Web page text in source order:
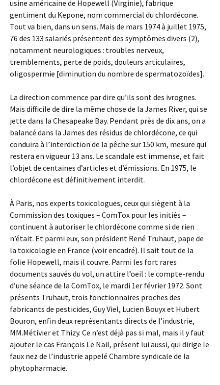
usine américaine de Hopewell (Virginie), fabrique
gentiment du Kepone, nom commercial du chlordécone.
Tout va bien, dans un sens. Mais de mars 1974 à juillet 1975,
76 des 133 salariés présentent des symptômes divers (2),
notamment neurologiques : troubles nerveux,
tremblements, perte de poids, douleurs articulaires,
oligospermie [diminution du nombre de spermatozoïdes].
La direction commence par dire qu’ils sont des ivrognes.
Mais difficile de dire la même chose de la James River, qui se
jette dans la Chesapeake Bay. Pendant près de dix ans, on a
balancé dans la James des résidus de chlordécone, ce qui
conduira à l’interdiction de la pêche sur 150 km, mesure qui
restera en vigueur 13 ans. Le scandale est immense, et fait
l’objet de centaines d’articles et d’émissions. En 1975, le
chlordécone est définitivement interdit.
À Paris, nos experts toxicologues, ceux qui siègent à la
Commission des toxiques – ComTox pour les initiés –
continuent à autoriser le chlordécone comme si de rien
n’était. Et parmi eux, son président René Truhaut, pape de
la toxicologie en France (voir encadré). Il sait tout de la
folie Hopewell, mais il couvre. Parmi les fort rares
documents sauvés du vol, un attire l’oeil : le compte-rendu
d’une séance de la ComTox, le mardi 1er février 1972. Sont
présents Truhaut, trois fonctionnaires proches des
fabricants de pesticides, Guy Viel, Lucien Bouyx et Hubert
Bouron, enfin deux représentants directs de l’industrie,
MM.Métivier et Thizy. Ce n’est déjà pas si mal, mais il y faut
ajouter le cas François Le Nail, présent lui aussi, qui dirige le
faux nez de l’industrie appelé Chambre syndicale de la
phytopharmacie.